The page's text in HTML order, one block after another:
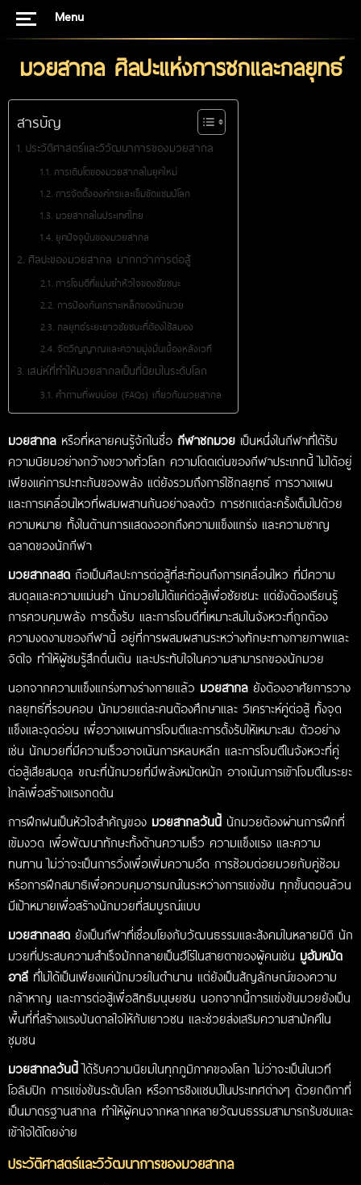
Menu
มวยสากล ศิลปะแห่งการชกและกลยุทธ์
สารบัญ
ประวัติศาสตร์และวิวัฒนาการของมวยสากล
การเติบโตของมวยสากลในยุคใหม่
การจัดตั้งองค์กรและเข็มขัดแชมป์โลก
มวยสากลในประเทศไทย
ยุคปัจจุบันของมวยสากล
ศิลปะของมวยสากล มากกว่าการต่อสู้
การโจมตีที่แม่นยำหัวใจของชัยชนะ
การป้องกันเกราะเหล็กของนักมวย
กลยุทธ์ระยะยาวชัยชนะที่ต้องใช้สมอง
จิตวิญญาณและความมุ่งมั่นเบื้องหลังเวที
เสน่ห์ที่ทำให้มวยสากลเป็นที่นิยมในระดับโลก
คำถามที่พบบ่อย (FAQs) เกี่ยวกับมวยสากล
มวยสากล หรือที่หลายคนรู้จักในชื่อ กีฬาชกมวย เป็นหนึ่งในกีฬาที่ได้รับ
ความนิยมอย่างกว้างขวางทั่วโลก ความโดดเด่นของกีฬาประเภทนี้ ไม่ได้อยู่
เพียงแค่การปะทะกันของพลัง แต่ยังรวมถึงการใช้กลยุทธ์ การวางแผน
และการเคลื่อนไหวที่ผสมผสานกันอย่างลงตัว การชกแต่ละครั้งเต็มไปด้วย
ความหมาย ทั้งในด้านการแสดงออกถึงความแข็งแกร่ง และความชาญ
ฉลาดของนักกีฬา
มวยสากลสด ถือเป็นศิลปะการต่อสู้ที่สะท้อนถึงการเคลื่อนไหว ที่มีความ
สมดุลและความแม่นยำ นักมวยไม่ได้แค่ต่อสู้เพื่อชัยชนะ แต่ยังต้องเรียนรู้
การควบคุมพลัง การตั้งรับ และการโจมตีที่เหมาะสมในจังหวะที่ถูกต้อง
ความงดงามของกีฬานี้ อยู่ที่การผสมผสานระหว่างทักษะทางกายภาพและ
จิตใจ ทำให้ผู้ชมรู้สึกตื่นเต้น และประทับใจในความสามารถของนักมวย
นอกจากความแข็งแกร่งทางร่างกายแล้ว มวยสากล ยังต้องอาศัยการวาง
กลยุทธ์ที่รอบคอบ นักมวยแต่ละคนต้องศึกษาและ วิเคราะห์คู่ต่อสู้ ทั้งจุด
แข็งและจุดอ่อน เพื่อวางแผนการโจมตีและการตั้งรับให้เหมาะสม ตัวอย่าง
เช่น นักมวยที่มีความเร็วอาจเน้นการหลบหลีก และการโจมตีในจังหวะที่คู่
ต่อสู้เสียสมดุล ขณะที่นักมวยที่มีพลังหมัดหนัก อาจเน้นการเข้าโจมตีในระยะ
ใกล้เพื่อสร้างแรงกดดัน
การฝึกฝนเป็นหัวใจสำคัญของ มวยสากลวันนี้ นักมวยต้องผ่านการฝึกที่
เข้มงวด เพื่อพัฒนาทักษะทั้งด้านความเร็ว ความแข็งแรง และความ
ทนทาน ไม่ว่าจะเป็นการวิ่งเพื่อเพิ่มความอึด การซ้อมต่อยมวยกับคู่ซ้อม
หรือการฝึกสมาธิเพื่อควบคุมอารมณ์ในระหว่างการแข่งขัน ทุกขั้นตอนล้วน
มีเป้าหมายเพื่อสร้างนักมวยที่สมบูรณ์แบบ
มวยสากลสด ยังเป็นกีฬาที่เชื่อมโยงกับวัฒนธรรมและสังคมในหลายมิติ นัก
มวยที่ประสบความสำเร็จมักกลายเป็นฮีโร่ในสายตาของผู้คนเช่น มูฮัมหมัด
อาลี ที่ไม่ได้เป็นเพียงแค่นักมวยในตำนาน แต่ยังเป็นสัญลักษณ์ของความ
กล้าหาญ และการต่อสู้เพื่อสิทธิมนุษยชน นอกจากนี้การแข่งขันมวยยังเป็น
พื้นที่ที่สร้างแรงบันดาลใจให้กับเยาวชน และช่วยส่งเสริมความสามัคคีใน
ชุมชน
มวยสากลวันนี้ได้รับความนิยมในทุกภูมิภาคของโลก ไม่ว่าจะเป็นในเวที
โอลิมปิก การแข่งขันระดับโลก หรือการชิงแชมป์ในประเทศต่างๆ ด้วยกติกาที่
เป็นมาตรฐานสากล ทำให้ผู้คนจากหลากหลายวัฒนธรรมสามารถรับชมและ
เข้าใจได้โดยง่าย
ประวัติศาสตร์และวิวัฒนาการของมวยสากล